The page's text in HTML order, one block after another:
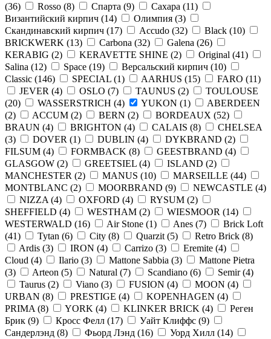
(36) Rosso (8) Спарта (9) Сахара (11)
Византийский кирпич (14) Олимпия (3)
Скандинавский кирпич (17) Accudo (32) Black (10)
BRICKWERK (13) Carbona (32) Galena (26)
KERABIG (2) KERAVETTE SHINE (2) Original (41)
Salina (12) Space (19) Версальский кирпич (10)
Classic (146) SPECIAL (1) AARHUS (15) FARO (11)
JEVER (4) OSLO (7) TAUNUS (2)
TOULOUSE
(20) WASSERSTRICH (4) YUKON (1)
ABERDEEN
(2) ACCUM (2) BERN (2) BORDEAUX (52)
BRAUN (4) BRIGHTON (4) CALAIS (8)
CHELSEA
(3) DOVER (1) DUBLIN (4) DYKBRAND (2)
FILSUM (4) FORMBACK (8) GEESTBRAND (4)
GLASGOW (2) GREETSIEL (4) ISLAND (2)
MANCHESTER (2) MANUS (10) MARSEILLE (44)
MONTBLANC (2) MOORBRAND (9) NEWCASTLE (4)
NIZZA (4) OXFORD (4) RYSUM (2)
SHEFFIELD (4) WESTHAM (2) WIESMOOR (14)
WESTERWALD (16) Air Stone (1) Anes (7)
Brick Loft
(41) Tytan (6) City (8) Quarzit (5) Retro Brick (8)
Ardis (3) IRON (4) Carrizo (3) Eremite (4)
Cloud (4) Ilario (3) Mattone Sabbia (3)
Mattone Pietra
(3) Arteon (5) Natural (7) Scandiano (6) Semir(4)
Taurus (2) Viano (3) FUSION (4) MOON (4)
URBAN (8) PRESTIGE (4) KOPENHAGEN (4)
PRIMA (8) YORK (4) KLINKER BRICK (4)
Реген
Брик (9) Кросс Фелл (17) Уайт Клиффс (9)
Сандерлэнд (8) Фьорд Лэнд (16) Уорд Хилл (14)